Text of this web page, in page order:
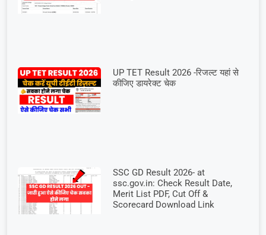
UP TET Result 2026 -रिजल्ट यहां से
कीजिए डायरेक्ट चेक
SSC GD Result 2026- at
ssc.gov.in: Check Result Date,
Merit List PDF, Cut Off &
Scorecard Download Link